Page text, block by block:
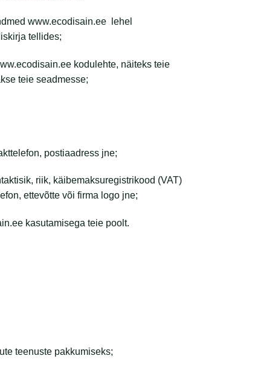
www.ecodisain.ee lehel
tellides;
kodulehte, näiteks teie
teie seadmesse;
postiaadress jne;
riik, käibemaksuregistrikood (VAT)
ettevõtte või firma logo jne;
kasutamisega teie poolt.
teenuste pakkumiseks;